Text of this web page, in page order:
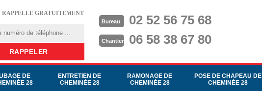
RAPPELLE GRATUITEMENT
Bureau 02 52 56 75 68
Chantier 06 58 38 67 80
DE
28
ENTRETIEN DE
CHEMINÉE 28
RAMONAGE DE
CHEMINÉE 28
POSE DE CHAPEAU DE
CHEMINÉE 28